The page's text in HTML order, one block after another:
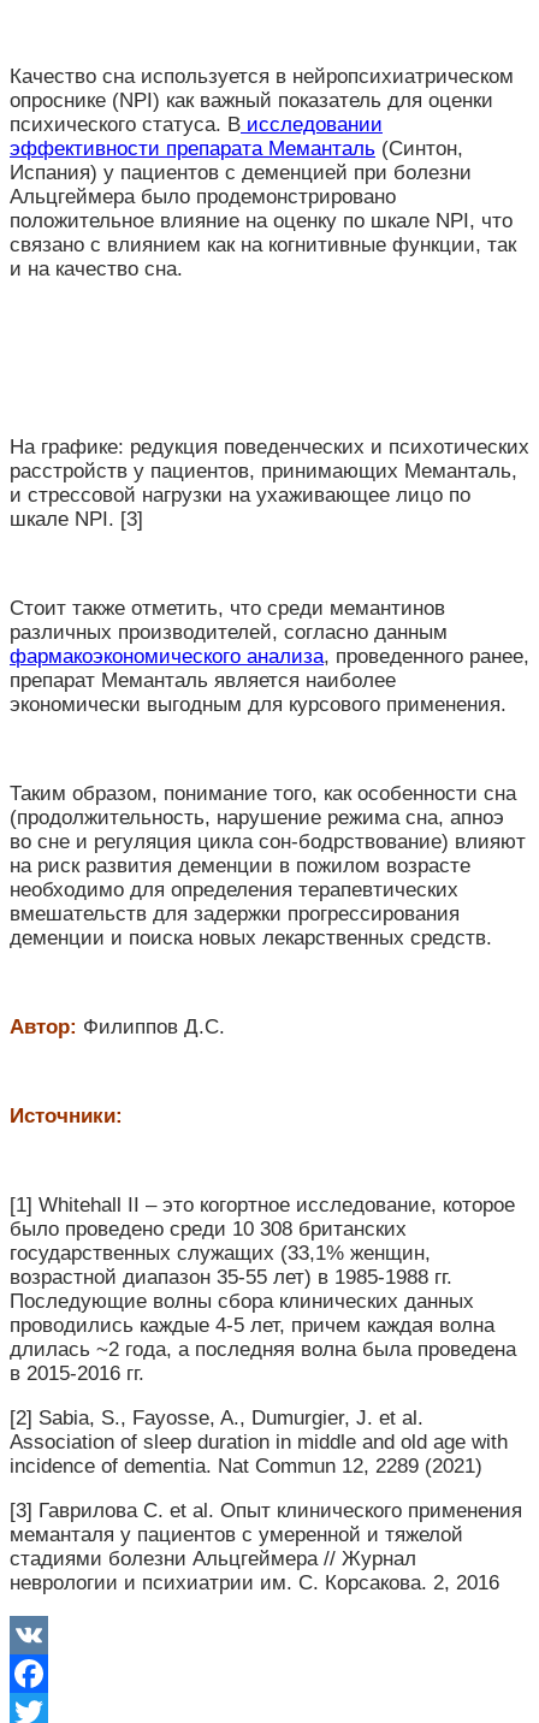
Качество сна используется в нейропсихиатрическом
опроснике (NPI) как важный показатель для оценки
психического статуса. В исследовании
эффективности препарата Меманталь (Синтон,
Испания) у пациентов с деменцией при болезни
Альцгеймера было продемонстрировано
положительное влияние на оценку по шкале NPI, что
связано с влиянием как на когнитивные функции, так
и на качество сна.
На графике: редукция поведенческих и психотических
расстройств у пациентов, принимающих Меманталь,
и стрессовой нагрузки на ухаживающее лицо по
шкале NPI. [3]
Cтоит также отметить, что среди мемантинов
различных производителей, согласно данным
фармакоэкономического анализа, проведенного ранее,
препарат Меманталь является наиболее
экономически выгодным для курсового применения.
Таким образом, понимание того, как особенности сна
(продолжительность, нарушение режима сна, апноэ
во сне и регуляция цикла сон-бодрствование) влияют
на риск развития деменции в пожилом возрасте
необходимо для определения терапевтических
вмешательств для задержки прогрессирования
деменции и поиска новых лекарственных средств.
Автор: Филиппов Д.С.
Источники:
[1] Whitehall II – это когортное исследование, которое
было проведено среди 10 308 британских
государственных служащих (33,1% женщин,
возрастной диапазон 35-55 лет) в 1985-1988 гг.
Последующие волны сбора клинических данных
проводились каждые 4-5 лет, причем каждая волна
длилась ~2 года, а последняя волна была проведена
в 2015-2016 гг.
[2] Sabia, S., Fayosse, A., Dumurgier, J. et al.
Association of sleep duration in middle and old age with
incidence of dementia. Nat Commun 12, 2289 (2021)
[3] Гаврилова С. et al. Опыт клинического применения
меманталя у пациентов с умеренной и тяжелой
стадиями болезни Альцгеймера // Журнал
неврологии и психиатрии им. С. Корсакова. 2, 2016
VK
Facebook